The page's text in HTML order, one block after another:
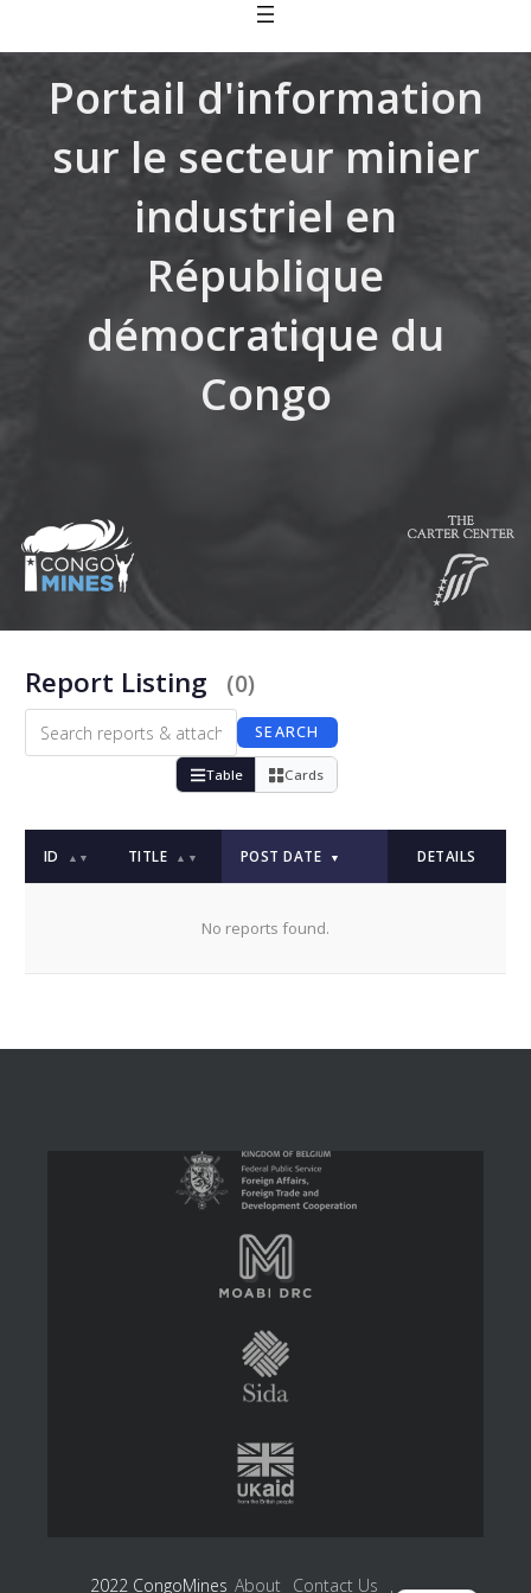
Portail d'information
sur le secteur minier
industriel en
République
démocratique du
Congo
Report Listing (0)
SEARCH
Table Cards
ID ▲▼ TITLE ▲▼ POST DATE ▼ DETAILS
No reports found.
2022 CongoMines About Contact Us